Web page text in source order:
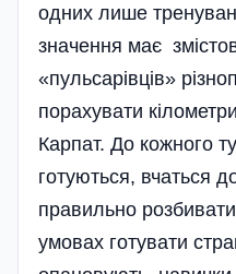
одних лише
значення має
«пульсарівців»
порахувати
Карпат. До кожного
готуються, вчаться
правильно
умовах готувати